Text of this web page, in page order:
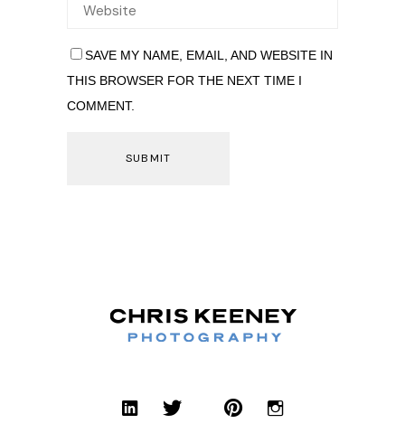
SAVE MY NAME, EMAIL, AND WEBSITE IN
THIS BROWSER FOR THE NEXT TIME I
COMMENT.